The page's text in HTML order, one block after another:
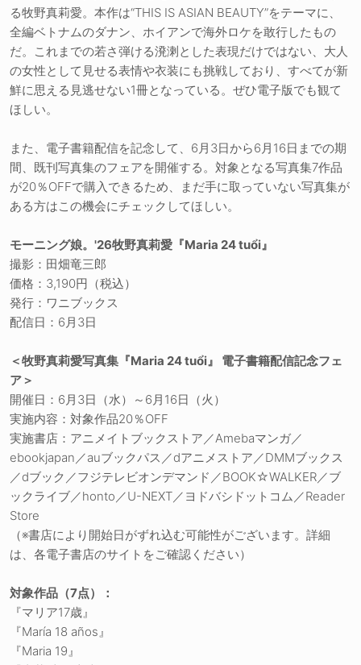
る牧野真莉愛。本作は“THIS IS ASIAN BEAUTY”をテーマに、
全編ベトナムのダナン、ホイアンで海外ロケを敢行したもの
だ。これまでの若さ弾ける溌溂とした表現だけではない、大人
の女性として見せる表情や衣装にも挑戦しており、すべてが新
鮮に思える見逃せない1冊となっている。ぜひ電子版でも観て
ほしい。
また、電子書籍配信を記念して、6月3日から6月16日までの期
間、既刊写真集のフェアを開催する。対象となる写真集7作品
が20％OFFで購入できるため、まだ手に取っていない写真集が
ある方はこの機会にチェックしてほしい。
モーニング娘。'26牧野真莉愛『Maria 24 tuổi』
撮影：田畑竜三郎
価格：3,190円（税込）
発行：ワニブックス
配信日：6月3日
＜牧野真莉愛写真集『Maria 24 tuổi』 電子書籍配信記念フェ
ア＞
開催日：6月3日（水）～6月16日（火）
実施内容：対象作品20％OFF
実施書店：アニメイトブックストア／Amebaマンガ／
ebookjapan／auブックパス／dアニメストア／DMMブックス
／dブック／フジテレビオンデマンド／BOOK☆WALKER／ブ
ックライブ／honto／U-NEXT／ヨドバシドットコム／Reader
Store
（※書店により開始日がずれ込む可能性がございます。詳細
は、各電子書店のサイトをご確認ください）
対象作品（7点）：
『マリア17歳』
『María 18 años』
『Maria 19』